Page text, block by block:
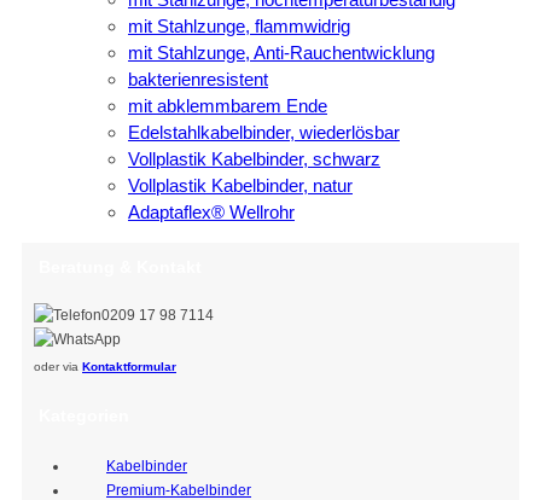
mit Stahlzunge, flammwidrig
mit Stahlzunge, Anti-Rauchentwicklung
bakterienresistent
mit abklemmbarem Ende
Edelstahlkabelbinder, wiederlösbar
Vollplastik Kabelbinder, schwarz
Vollplastik Kabelbinder, natur
Adaptaflex® Wellrohr
0209 17 98 7114
oder via Kontaktformular
Kabelbinder
Premium-Kabelbinder